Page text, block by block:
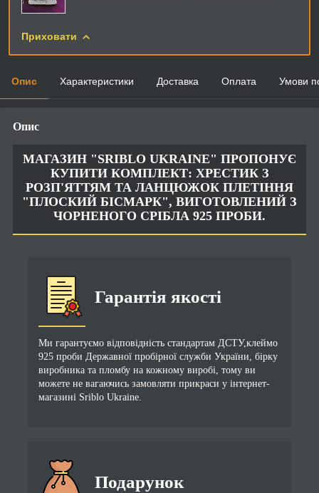
Приховати
Опис Характеристики Доставка Оплата Умови
Опис
МАГАЗИН "SRIBLO UKRAINE" ПРОПОНУЄ
КУПИТИ КОМПЛЕКТ: ХРЕСТИК З
РОЗП'ЯТТЯМ ТА ЛАНЦЮЖОК ПЛЕТІННЯ
"ПЛОСКИЙ БІСМАРК", ВИГОТОВЛЕНИЙ З
ЧОРНЕНОГО СРІБЛА 925 ПРОБИ.
Гарантія якості
Ми гарантуємо відповідність стандартам ДСТУ,клеймо
925 проби Державної пробірної служби України, бірку
виробника та пломбу на кожному виробі, тому ви
можете не вагаючись замовляти прикраси у інтернет-
магазині Sriblo Ukraine.
Подарунок